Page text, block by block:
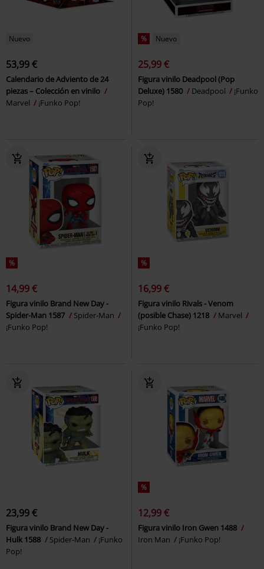
Nuevo
53,99 €
Calendario de Adviento de 24
piezas – Colección en vinilo
Marvel
¡Funko Pop!
% Nuevo
25,99 €
Figura vinilo Deadpool (Pop
Deluxe) 1580
Deadpool
¡Funko
Pop!
%
14,99 €
Figura vinilo Brand New Day -
Spider-Man 1587
Spider-Man
¡Funko Pop!
%
16,99 €
Figura vinilo Rivals - Venom
(posible Chase) 1218
Marvel
¡Funko Pop!
23,99 €
Figura vinilo Brand New Day -
Hulk 1588
Spider-Man
¡Funko
Pop!
%
12,99 €
Figura vinilo Iron Gwen 1488
Iron Man
¡Funko Pop!